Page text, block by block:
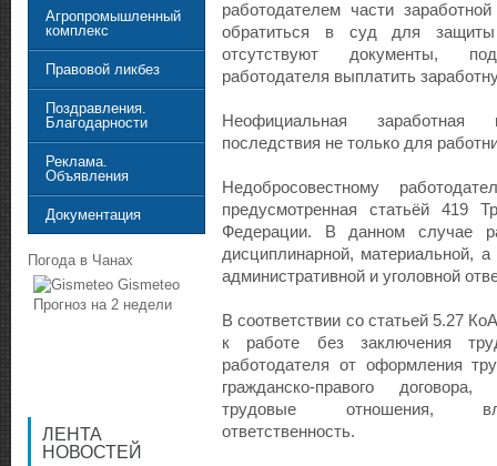
работодателем части
обратиться в суд для
отсутствуют документы,
работодателя выплатить
Неофициальная
последствия не только для
Недобросовестному
предусмотренная статьёй 419
Федерации. В данном случае
дисциплинарной, материальной,
административной и уголовной
В соответствии со статьей 5.27
к работе без заключения
работодателя от оформления
гражданско-правого
трудовые отношения,
ответственность.
Агропромышленный
комплекс
Правовой ликбез
Поздравления.
Благодарности
Реклама.
Объявления
Документация
Погода в Чанах
Gismeteo
Прогноз на 2 недели
ЛЕНТА
НОВОСТЕЙ